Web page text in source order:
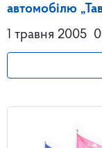
автомобілю
1 травня 2005